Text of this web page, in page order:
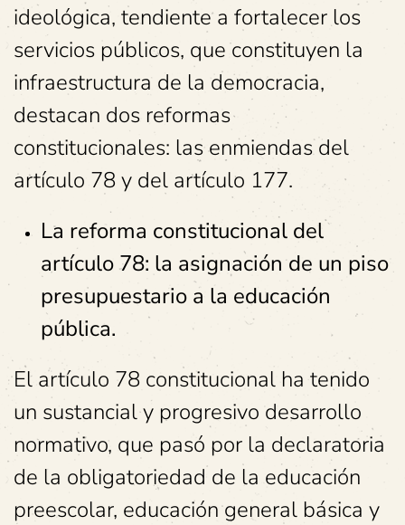
ideológica, tendiente a fortalecer los
servicios públicos, que constituyen la
infraestructura de la democracia,
destacan dos reformas
constitucionales: las enmiendas del
artículo 78 y del artículo 177.
La reforma constitucional del
artículo 78: la asignación de un piso
presupuestario a la educación
pública.
El artículo 78 constitucional ha tenido
un sustancial y progresivo desarrollo
normativo, que pasó por la declaratoria
de la obligatoriedad de la educación
preescolar, educación general básica y